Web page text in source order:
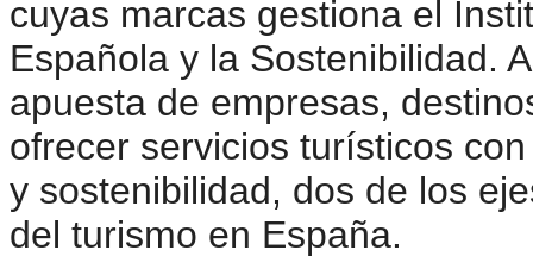
cuyas marcas gestiona el
Española y la Sostenibilidad.
apuesta de empresas,
ofrecer servicios turísticos
y sostenibilidad, dos de los
del turismo en España.